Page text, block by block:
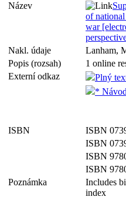
Název
of
war
Nakl. údaje
Lanham,
Popis (rozsah)
1 online
Externí odkaz
Plný
*
ISBN
ISBN
ISBN
ISBN
ISBN
Poznámka
Includes
index